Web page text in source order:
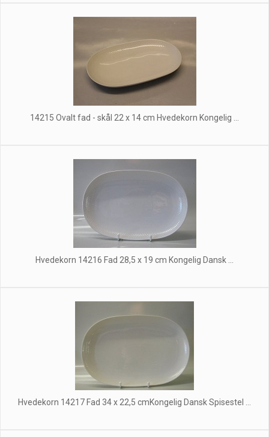
14215 Ovalt fad - skål 22 x 14 cm Hvedekorn Kongelig ...
Hvedekorn 14216 Fad 28,5 x 19 cm Kongelig Dansk ...
Hvedekorn 14217 Fad 34 x 22,5 cmKongelig Dansk Spisestel ...